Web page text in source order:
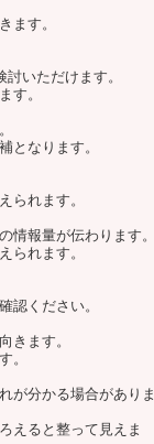
ます。
いただけます。
す。
となります。
られます。
情報量が伝わります。
られます。
認ください。
きます。
。
が分かる場合がありま
えると整って見えま